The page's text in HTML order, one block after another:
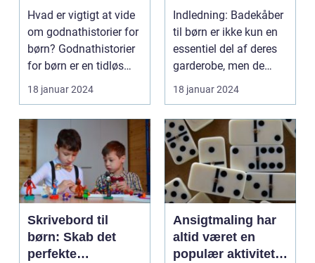
hyggelige og
lærerige
sengetidsoplevels
er
Hvad er vigtigt at vide
om godnathistorier for
børn? Godnathistorier
for børn er en tidløs
traditio...
18 januar 2024
de små
Indledning: Badekåber
til børn er ikke kun en
essentiel del af deres
garderobe, men de
tilbyder også...
18 januar 2024
Skrivebord til
børn: Skab det
perfekte
Ansigtmaling har
altid været en
populær aktivitet